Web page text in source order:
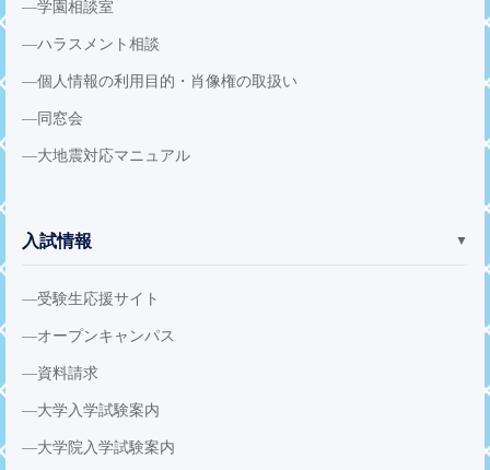
学園相談室
ハラスメント相談
個人情報の利用目的・肖像権の取扱い
同窓会
大地震対応マニュアル
入試情報 ▼
受験生応援サイト
オープンキャンパス
資料請求
大学入学試験案内
大学院入学試験案内